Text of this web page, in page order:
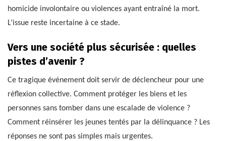
homicide involontaire ou violences ayant entraîné la mort.
L’issue reste incertaine à ce stade.
Vers une société plus sécurisée : quelles
pistes d’avenir ?
Ce tragique événement doit servir de déclencheur pour une
réflexion collective. Comment protéger les biens et les
personnes sans tomber dans une escalade de violence ?
Comment réinsérer les jeunes tentés par la délinquance ? Les
réponses ne sont pas simples mais urgentes.